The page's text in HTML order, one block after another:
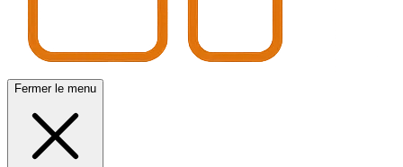
Fermer le menu